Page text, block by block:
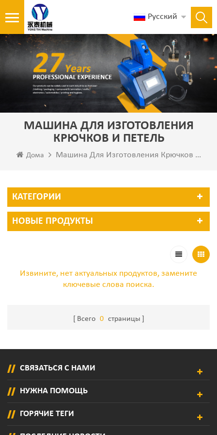
Русский
МАШИНА ДЛЯ ИЗГОТОВЛЕНИЯ
КРЮЧКОВ И ПЕТЕЛЬ
Дома Машина Для Изготовления Крючков И Петель
КАТЕГОРИИ
НОВЫЕ ПРОДУКТЫ
Извините, нет актуальных продуктов, замените
ключевые слова поиска.
Всего 0 страницы
СВЯЗАТЬСЯ С НАМИ
НУЖНА ПОМОЩЬ
ГОРЯЧИЕ ТЕГИ